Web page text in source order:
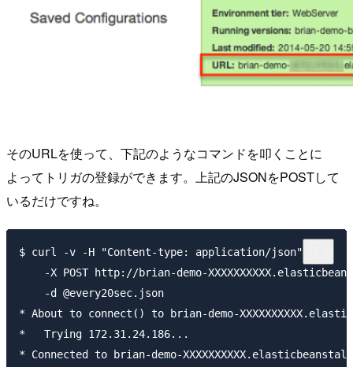
そのURLを使って、下記のようなコマンドを叩くことに
よってトリガの登録ができます。上記のJSONをPOSTして
いるだけですね。
$ curl -v -H "Content-type: application/json" \
-X POST http://brian-demo-
    -d @every20sec.json
* About to connect() to brian-demo-
*   Trying 172.31.24.186...
* Connected to brian-demo-